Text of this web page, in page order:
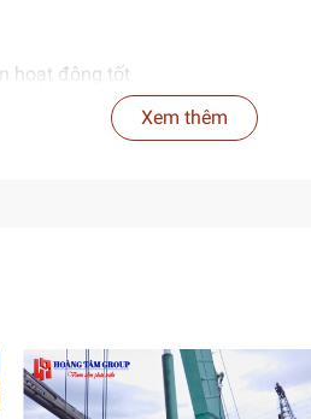
hoạt động tốt
loại địa hình.
suất mang lại.
Xem thêm